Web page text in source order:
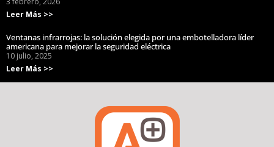
Leer Más >>
Ventanas infrarrojas: la solución elegida por una embotelladora líder
americana para mejorar la seguridad eléctrica
10 julio, 2025
Leer Más >>